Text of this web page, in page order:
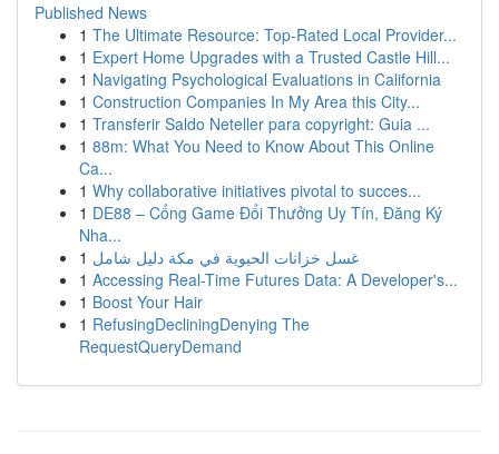
Published News
1 The Ultimate Resource: Top-Rated Local Provider...
1 Expert Home Upgrades with a Trusted Castle Hill...
1 Navigating Psychological Evaluations in California
1 Construction Companies In My Area this City...
1 Transferir Saldo Neteller para copyright: Guia ...
1 88m: What You Need to Know About This Online
Ca...
1 Why collaborative initiatives pivotal to succes...
1 DE88 – Cổng Game Đổi Thưởng Uy Tín, Đăng Ký
Nha...
1 غسل خزانات الحيوية في مكة دليل شامل
1 Accessing Real-Time Futures Data: A Developer's...
1 Boost Your Hair
1 RefusingDecliningDenying The
RequestQueryDemand